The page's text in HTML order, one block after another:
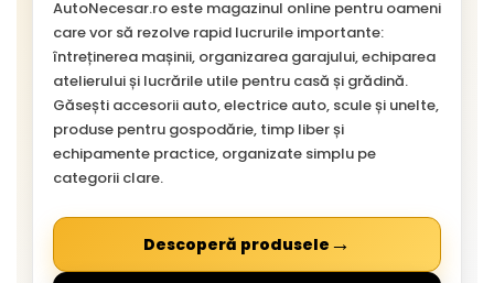
AutoNecesar.ro este magazinul online pentru oameni
care vor să rezolve rapid lucrurile importante:
întreținerea mașinii, organizarea garajului, echiparea
atelierului și lucrările utile pentru casă și grădină.
Găsești accesorii auto, electrice auto, scule și unelte,
produse pentru gospodărie, timp liber și
echipamente practice, organizate simplu pe
categorii clare.
Descoperă produsele →